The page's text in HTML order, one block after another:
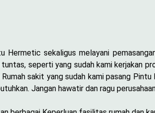
Hermetic sekaligus melayani
tuntas, seperti yang sudah kami kerjakan
sakit yang sudah kami pasang
Jangan hawatir dan ragu